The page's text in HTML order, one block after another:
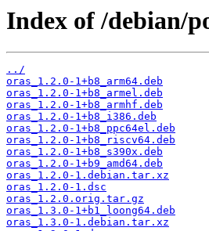
Index of /debian/
../
oras_1.2.0-1+b8_arm64.deb
oras_1.2.0-1+b8_armel.deb
oras_1.2.0-1+b8_armhf.deb
oras_1.2.0-1+b8_i386.deb
oras_1.2.0-1+b8_ppc64el.deb
oras_1.2.0-1+b8_riscv64.deb
oras_1.2.0-1+b8_s390x.deb
oras_1.2.0-1+b9_amd64.deb
oras_1.2.0-1.debian.tar.xz
oras_1.2.0-1.dsc
oras_1.2.0.orig.tar.gz
oras_1.3.0-1+b1_loong64.deb
oras_1.3.0-1.debian.tar.xz